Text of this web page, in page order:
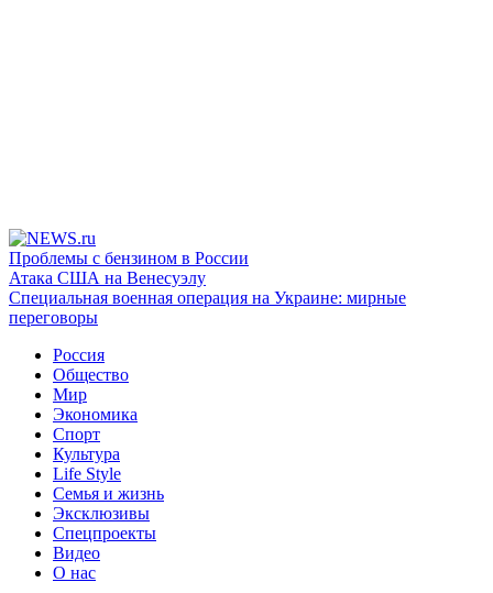
Проблемы с бензином в России
Атака США на Венесуэлу
Специальная военная операция на Украине: мирные
переговоры
Россия
Общество
Мир
Экономика
Спорт
Культура
Life Style
Семья и жизнь
Эксклюзивы
Спецпроекты
Видео
О нас